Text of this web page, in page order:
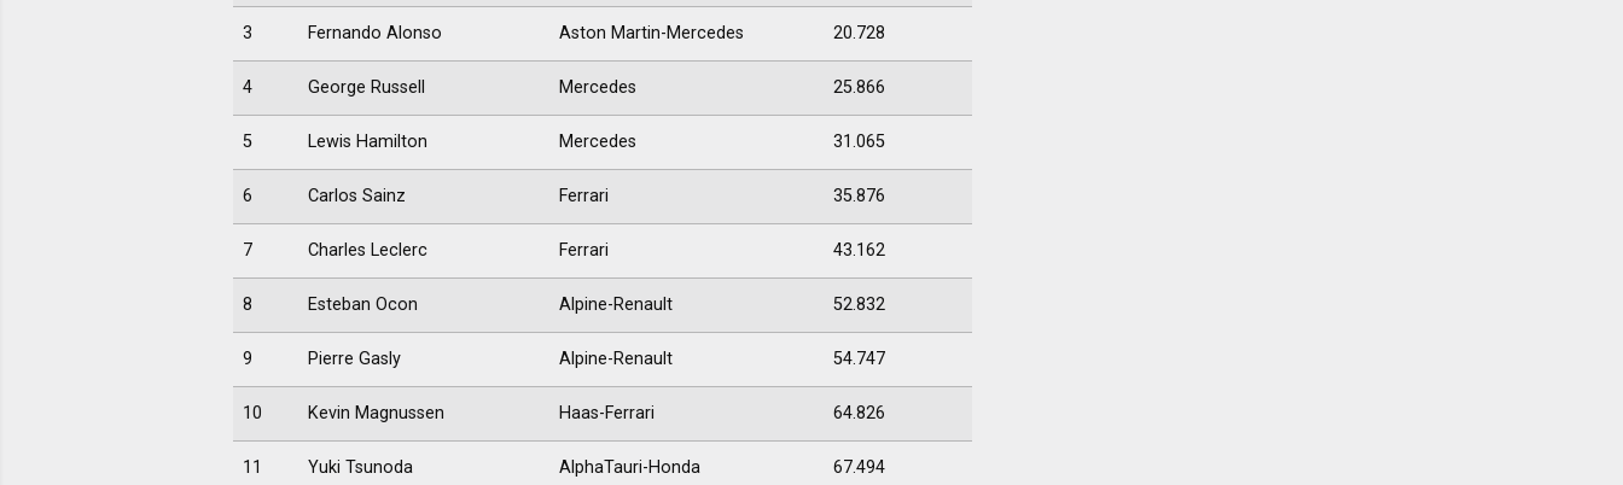
3 Fernando Alonso Aston Martin-Mercedes 20.728
4 George Russell Mercedes 25.866
5 Lewis Hamilton Mercedes 31.065
6 Carlos Sainz Ferrari 35.876
7 Charles Leclerc Ferrari 43.162
8 Esteban Ocon Alpine-Renault 52.832
9 Pierre Gasly Alpine-Renault 54.747
10 Kevin Magnussen Haas-Ferrari 64.826
11 Yuki Tsunoda AlphaTauri-Honda 67.494